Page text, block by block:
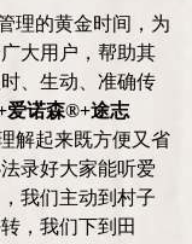
理的黄金时间，为
大用户，帮助其
、生动、准确传
爱诺森®+途志
解起来既方便又省
录好大家能听爱
我们主动到村子
，我们下到田